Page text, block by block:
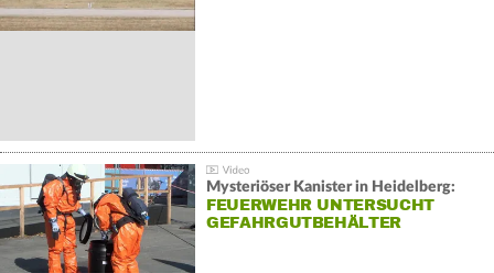
Mysteriöser Kanister in Heidelberg:
FEUERWEHR UNTERSUCHT
GEFAHRGUTBEHÄLTER